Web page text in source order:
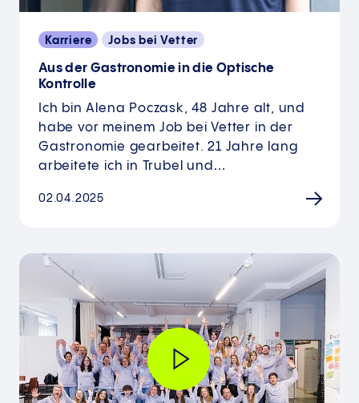
Karriere Jobs bei Vetter
Aus der Gastronomie in die Optische
Kontrolle
Ich bin Alena Poczask, 48 Jahre alt, und
habe vor meinem Job bei Vetter in der
Gastronomie gearbeitet. 21 Jahre lang
arbeitete ich in Trubel und…
02.04.2025